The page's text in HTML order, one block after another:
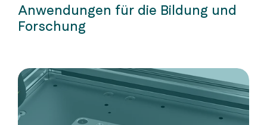
Anwendungen für die Bildung und
Forschung